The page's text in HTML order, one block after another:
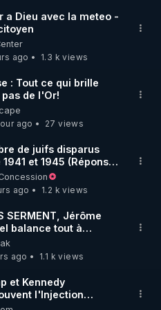
rdlr_thierrycasasnovas/
RGNR (stages,
SUR ODYSEE
sont aussi sur la
a Dieu avec la meteo -
ago
1.3 k views
: Tout ce qui brille
de l'Or!
ago
27 views
de juifs disparus
1941 et 1945 (Réponse
accusateurs)
ago
1.2 k views
SERMENT, Jérôme
balance tout à
!
ago
1.1 k views
et Kennedy
l'Injection
à ARNm de